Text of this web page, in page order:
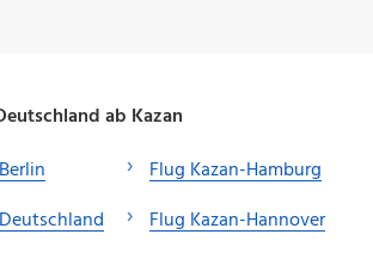
ab Kazan
Flug Kazan-Hamburg
Flug Kazan-Hannover